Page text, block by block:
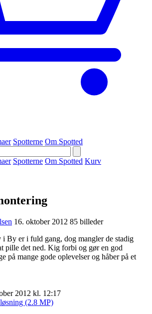
Spotterne Om Spotted
Spotterne Om Spotted Kurv
16. oktober 2012 85 billeder
By er i fuld gang, dog mangler de stadig
pille det ned. Kig forbi og gør en god
på mange gode oplevelser og håber på et
2012 kl. 12:17
(2.8 MP)